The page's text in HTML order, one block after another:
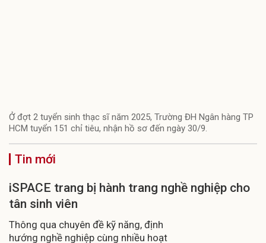
Ở đợt 2 tuyển sinh thạc sĩ năm 2025, Trường ĐH Ngân hàng TP
HCM tuyển 151 chỉ tiêu, nhận hồ sơ đến ngày 30/9.
Tin mới
iSPACE trang bị hành trang nghề nghiệp cho
tân sinh viên
Thông qua chuyên đề kỹ năng, định
hướng nghề nghiệp cùng nhiều hoạt